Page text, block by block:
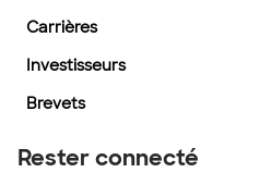
Carrières
Investisseurs
Brevets
Rester connecté